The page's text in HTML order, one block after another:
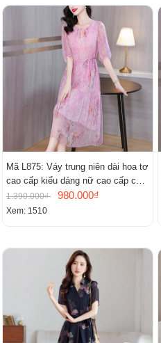
Mã L875: Váy trung niên dài hoa tơ
cao cấp kiểu dáng nữ cao cấp cao
cấp thần
1.390.000₫ 980.000₫
Xem: 1510